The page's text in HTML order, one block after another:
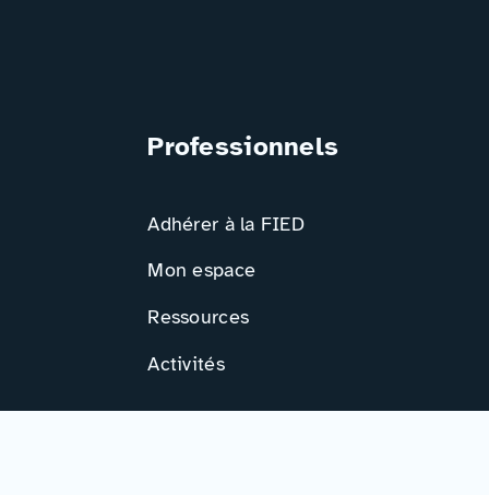
Professionnels
Adhérer à la FIED
Mon espace
Ressources
Activités